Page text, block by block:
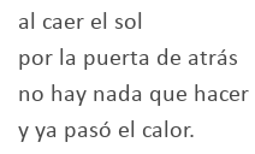
al caer el sol
por la puerta de atrás
no hay nada que hacer
y ya pasó el calor.